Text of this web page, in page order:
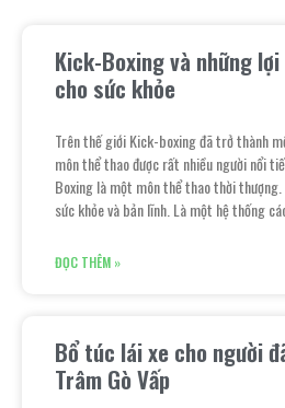
Kick-Boxing và những
cho sức khỏe
Trên thế giới Kick-boxing đã trở thành
môn thể thao được rất nhiều người nổi
Boxing là một môn thể thao thời
sức khỏe và bản lĩnh. Là một hệ thống
ĐỌC THÊM »
Bổ túc lái xe cho người
Trâm Gò Vấp